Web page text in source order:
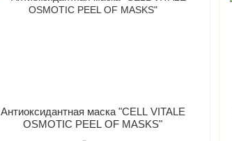
Антиоксидантная маска "CELL VITALE
OSMOTIC PEEL OF MASKS"